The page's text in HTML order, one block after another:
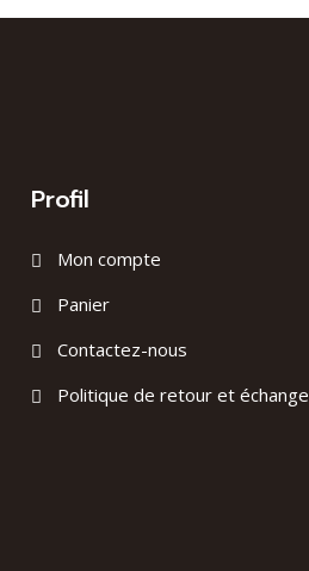
Profil
Mon compte
Panier
Contactez-nous
Politique de retour et échange